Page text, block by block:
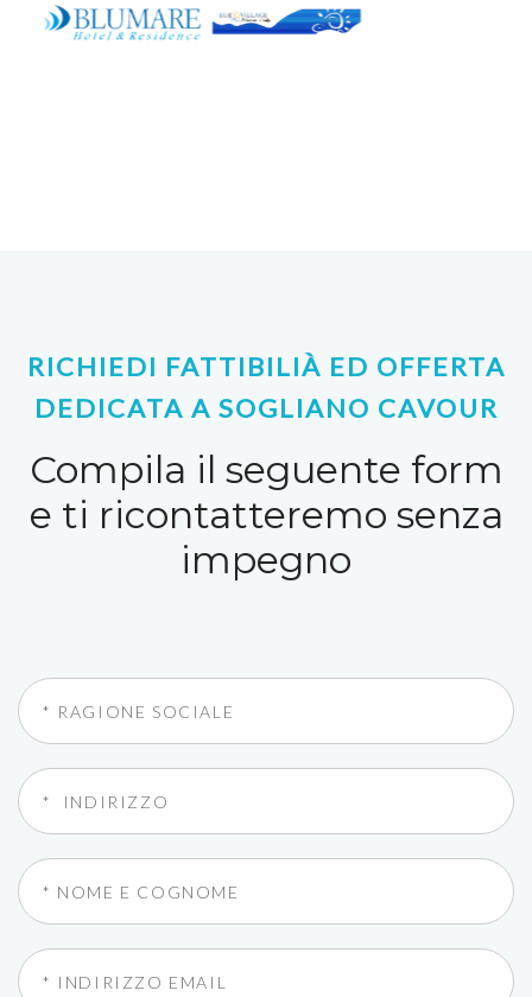
RICHIEDI FATTIBILIÀ ED OFFERTA
DEDICATA A SOGLIANO CAVOUR
Compila il seguente form
e ti ricontatteremo senza
impegno